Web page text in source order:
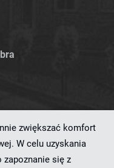
zwiększać komfort
W celu uzyskania
zapoznanie się z